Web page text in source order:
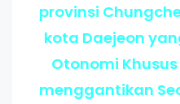
provinsi
kota Daejeon
Otonomi
menggantikan